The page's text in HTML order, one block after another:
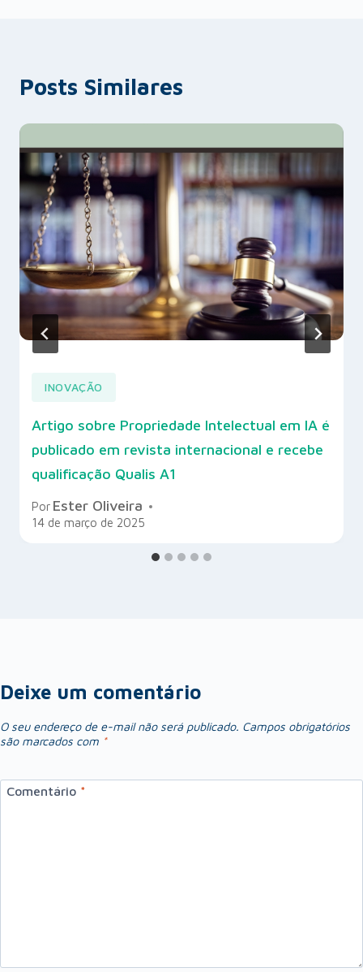
Posts Similares
INOVAÇÃO
Artigo sobre Propriedade Intelectual em IA é
publicado em revista internacional e recebe
qualificação Qualis A1
Por Ester Oliveira
14 de março de 2025
Deixe um comentário
O seu endereço de e-mail não será publicado. Campos obrigatórios
são marcados com *
Comentário *